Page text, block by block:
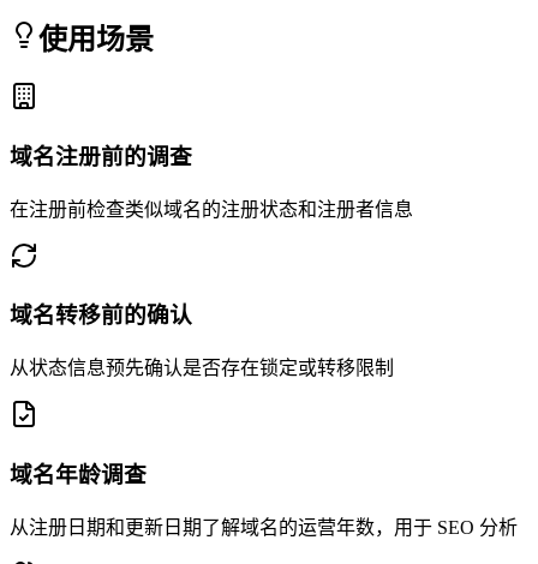
使用场景
域名注册前的调查
在注册前检查类似域名的注册状态和注册者信息
域名转移前的确认
从状态信息预先确认是否存在锁定或转移限制
域名年龄调查
从注册日期和更新日期了解域名的运营年数，用于 SEO 分析